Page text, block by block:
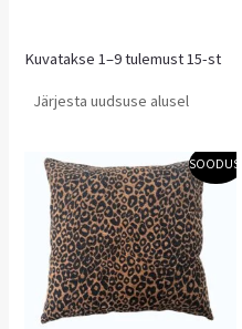
Kuvatakse 1–9 tulemust 15-st
SOODUS!
Algne
hind
oli:
19,90 €.
Praegune
hind
on:
14,90 €.